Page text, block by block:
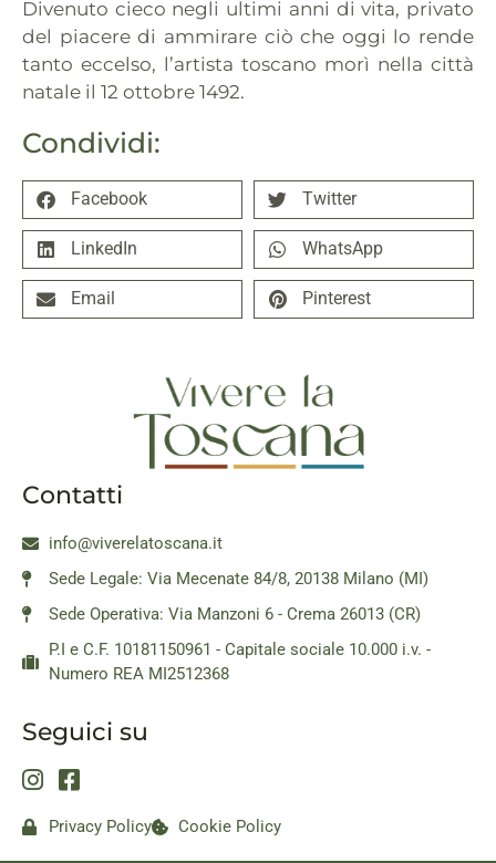
Condividi:
Facebook Twitter
LinkedIn WhatsApp
Email Pinterest
Divenuto cieco negli ultimi anni di vita, privato
del piacere di ammirare ciò che oggi lo rende
tanto eccelso, l’artista toscano morì nella città
natale il 12 ottobre 1492.
Contatti
info@viverelatoscana.it
Sede Legale: Via Mecenate 84/8, 20138 Milano (MI)
Sede Operativa: Via Manzoni 6 - Crema 26013 (CR)
P.I e C.F. 10181150961 - Capitale sociale 10.000 i.v. -
Numero REA MI2512368
Seguici su
Privacy Policy Cookie Policy